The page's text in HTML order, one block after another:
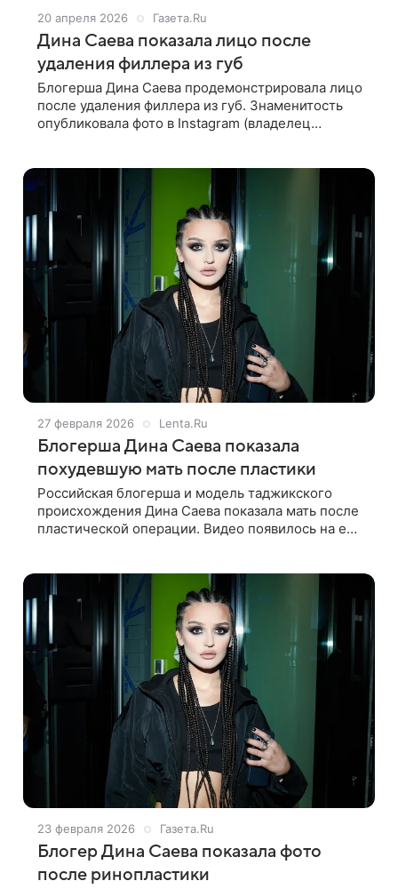
20 апреля 2026 Газета.Ru
Дина Саева показала лицо после
удаления филлера из губ
Блогерша Дина Саева продемонстрировала лицо
после удаления филлера из губ. Знаменитость
опубликовала фото в Instagram (владелец
27 февраля 2026 Lenta.Ru
Блогерша Дина Саева показала
похудевшую мать после пластики
Российская блогерша и модель таджикского
происхождения Дина Саева показала мать после
пластической операции. Видео появилось на ее
23 февраля 2026 Газета.Ru
Блогер Дина Саева показала фото
после ринопластики